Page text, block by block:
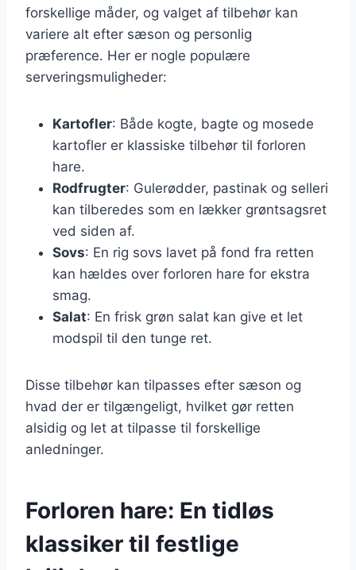
forskellige måder, og valget af tilbehør kan
variere alt efter sæson og personlig
præference. Her er nogle populære
serveringsmuligheder:
Kartofler: Både kogte, bagte og mosede
kartofler er klassiske tilbehør til forloren
hare.
Rodfrugter: Gulerødder, pastinak og selleri
kan tilberedes som en lækker grøntsagsret
ved siden af.
Sovs: En rig sovs lavet på fond fra retten
kan hældes over forloren hare for ekstra
smag.
Salat: En frisk grøn salat kan give et let
modspil til den tunge ret.
Disse tilbehør kan tilpasses efter sæson og
hvad der er tilgængeligt, hvilket gør retten
alsidig og let at tilpasse til forskellige
anledninger.
Forloren hare: En tidløs
klassiker til festlige